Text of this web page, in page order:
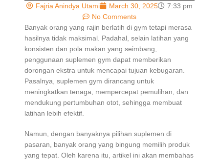
Fajria Anindya Utami March 30, 2025
7:33 pm
No Comments
Banyak orang yang rajin berlatih di gym tetapi merasa
hasilnya tidak maksimal. Padahal, selain latihan yang
konsisten dan pola makan yang seimbang,
penggunaan suplemen gym dapat memberikan
dorongan ekstra untuk mencapai tujuan kebugaran.
Pasalnya, suplemen gym dirancang untuk
meningkatkan tenaga, mempercepat pemulihan, dan
mendukung pertumbuhan otot, sehingga membuat
latihan lebih efektif.
Namun, dengan banyaknya pilihan suplemen di
pasaran, banyak orang yang bingung memilih produk
yang tepat. Oleh karena itu, artikel ini akan membahas